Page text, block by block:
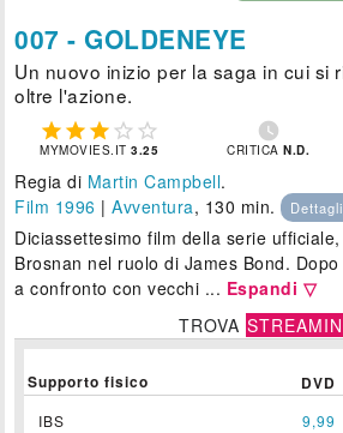
007 - GOLDENEYE
Un nuovo inizio per la saga in cui si
oltre l'azione.
    
MYMOVIES.IT3.25

CRITICAN.D.
Regia di Martin Campbell.
Film 1996 |Avventura, 130 min.
Diciassettesimo film della serie
Brosnan nel ruolo di James Bond.
a confronto con vecchi ... Espandi ▽
TROVA
Supporto fisico DVD
IBS 9,99